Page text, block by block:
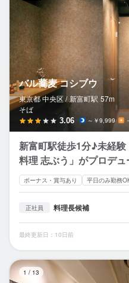
バル蕎麦 コシブウ
東京都 中央区 / 新富町駅 57m
そば
3.06 ～￥9,999
新富町駅徒歩1分♪未経
料理 志ぶう」がプロデ
ボーナス・賞与あり 平日のみ勤務
正社員 料理長候補
最終更新日：10日前
1 / 13